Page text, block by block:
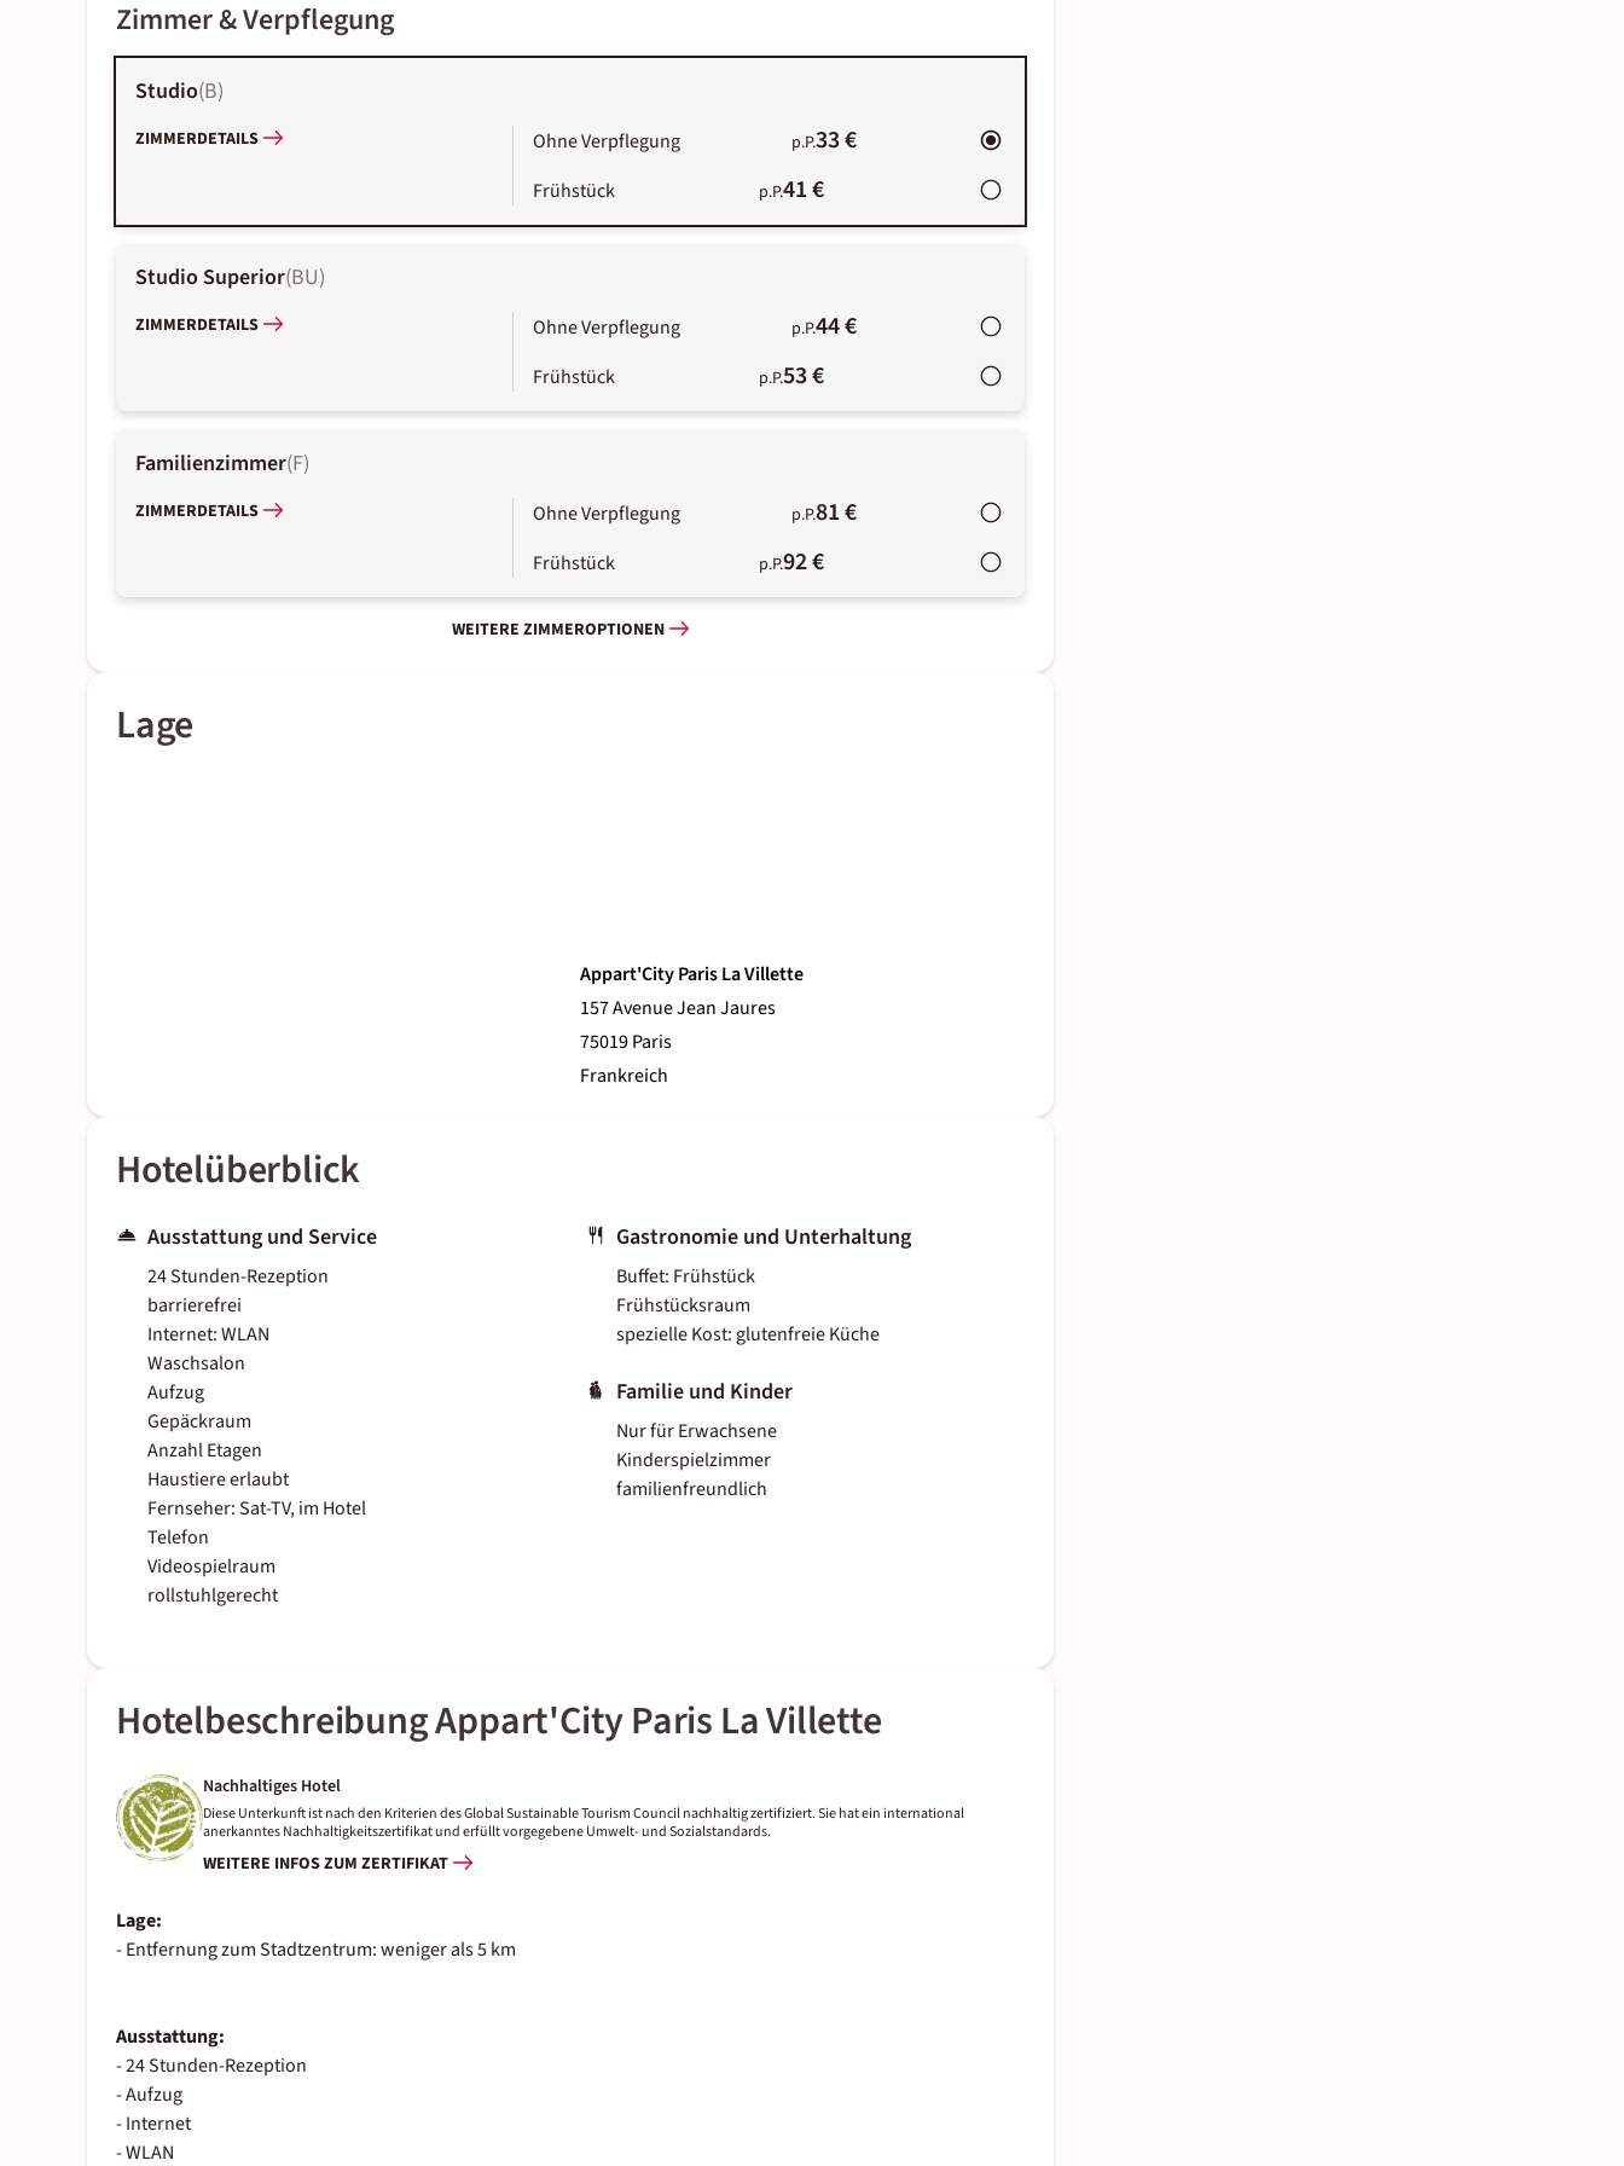
Zimmer & Verpflegung
Studio(B)
ZIMMERDETAILS Ohne Verpflegung p.P.33 €
Frühstück p.P.41 €
Studio Superior(BU)
ZIMMERDETAILS Ohne Verpflegung p.P.44 €
Frühstück p.P.53 €
Familienzimmer(F)
ZIMMERDETAILS Ohne Verpflegung p.P.81 €
Frühstück p.P.92 €
WEITERE ZIMMEROPTIONEN
Lage
Appart'City Paris La Villette
157 Avenue Jean Jaures
75019 Paris
Frankreich
Hotelüberblick
Ausstattung und Service
24 Stunden-Rezeption
barrierefrei
Internet: WLAN
Waschsalon
Aufzug
Gepäckraum
Anzahl Etagen
Haustiere erlaubt
Fernseher: Sat-TV, im Hotel
Telefon
Videospielraum
rollstuhlgerecht
Gastronomie und Unterhaltung
Buffet: Frühstück
Frühstücksraum
spezielle Kost: glutenfreie Küche
Familie und Kinder
Nur für Erwachsene
Kinderspielzimmer
familienfreundlich
Hotelbeschreibung Appart'City Paris La Villette
Nachhaltiges Hotel
Diese Unterkunft ist nach den Kriterien des Global Sustainable Tourism Council nachhaltig zertifiziert. Sie hat ein international
anerkanntes Nachhaltigkeitszertifikat und erfüllt vorgegebene Umwelt- und Sozialstandards.
WEITERE INFOS ZUM ZERTIFIKAT
Lage:
- Entfernung zum Stadtzentrum: weniger als 5 km
Ausstattung:
- 24 Stunden-Rezeption
- Aufzug
- Internet
- WLAN